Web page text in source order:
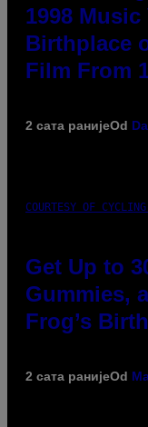
1998
Birthplace
Film From
2 сата ранијеOd
COURTESY OF
Get Up to
Gummies,
Frog’s
2 сата ранијеOd